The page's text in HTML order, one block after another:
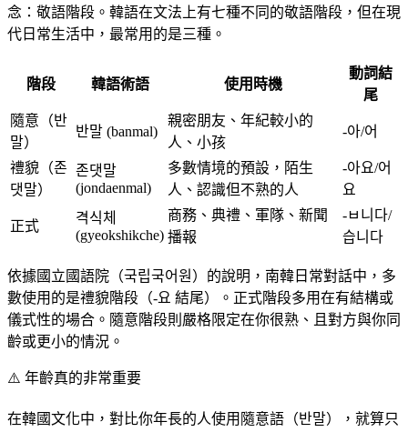
念：敬語階段。韓語在文法上有七種不同的敬語階段，但在現
代日常生活中，最常用的是三種。
階段 韓語術語 使用時機
動詞結
尾
隨意（반
말）
반말 (banmal)
親密朋友、年紀較小的
人、小孩
-아/어
禮貌（존
댓말）
존댓말
(jondaenmal)
多數情境的預設，陌生
人、認識但不熟的人
-아요/어
요
正式
격식체
(gyeokshikche)
商務、典禮、軍隊、新聞
播報
-ㅂ니다/
습니다
依據國立國語院（국립국어원）的說明，南韓日常對話中，多
數使用的是禮貌階段（-요 結尾）。正式階段多用在有結構或
儀式性的場合。隨意階段則嚴格限定在你很熟、且對方與你同
齡或更小的情況。
⚠️ 年齡真的非常重要
在韓國文化中，對比你年長的人使用隨意語（반말），就算只